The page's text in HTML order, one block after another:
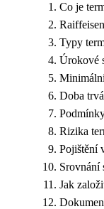
Co je
Typy
Úrokové
Doba
Rizika
Pojištění
Srovnání
Jak